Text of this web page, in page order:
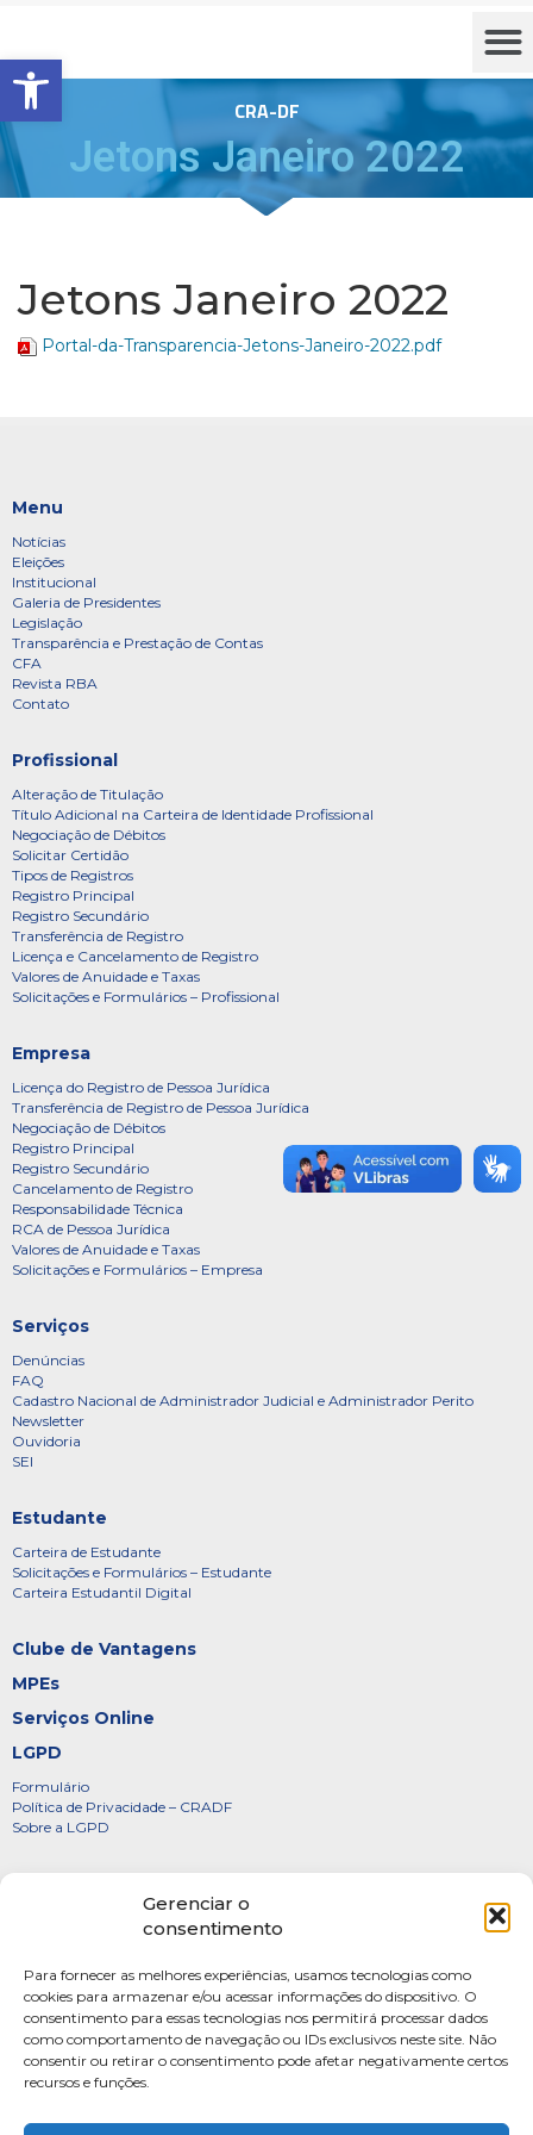
Barra de Ferramentas Aberta
Gerenciar o
consentimento
Para fornecer as melhores experiências, usamos tecnologias como
cookies para armazenar e/ou acessar informações do dispositivo. O
consentimento para essas tecnologias nos permitirá processar dados
como comportamento de navegação ou IDs exclusivos neste site. Não
consentir ou retirar o consentimento pode afetar negativamente certos
recursos e funções.
CRA-DF
Jetons Janeiro 2022
Jetons Janeiro 2022
Portal-da-Transparencia-Jetons-Janeiro-2022.pdf
Menu
Notícias
Eleições
Institucional
Galeria de Presidentes
Legislação
Transparência e Prestação de Contas
CFA
Revista RBA
Contato
Profissional
Alteração de Titulação
Título Adicional na Carteira de Identidade Profissional
Negociação de Débitos
Solicitar Certidão
Tipos de Registros
Registro Principal
Registro Secundário
Transferência de Registro
Licença e Cancelamento de Registro
Valores de Anuidade e Taxas
Solicitações e Formulários – Profissional
Empresa
Licença do Registro de Pessoa Jurídica
Transferência de Registro de Pessoa Jurídica
Negociação de Débitos
Registro Principal
Registro Secundário
Cancelamento de Registro
Responsabilidade Técnica
RCA de Pessoa Jurídica
Valores de Anuidade e Taxas
Solicitações e Formulários – Empresa
Serviços
Denúncias
FAQ
Cadastro Nacional de Administrador Judicial e Administrador Perito
Newsletter
Ouvidoria
SEI
Estudante
Carteira de Estudante
Solicitações e Formulários – Estudante
Carteira Estudantil Digital
Clube de Vantagens
MPEs
Serviços Online
LGPD
Formulário
Política de Privacidade – CRADF
Sobre a LGPD
Diretoria
FOTOS
Webmail
Artigos
Escritores do Sistema